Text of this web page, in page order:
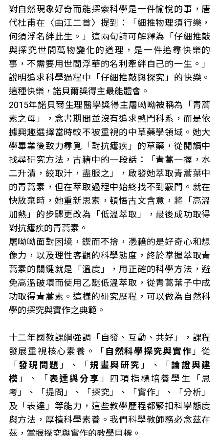
對自然現象好奇而能探索科學是一件愉悅的事，唐
代杜甫在〈曲江二首〉提到：「細推物理須行樂，
何須浮名絆此生。」這兩句詩可解釋為「仔細推敲
與探究世間萬物變化的道理，是一件追尋快樂的
事，不需要用世間浮華的名利牽絆自己的一生。」
說明追求科學過程中「仔細推敲與探究」的快樂。
這種快樂，諾貝爾獎得主最能體會。
2015年諾貝爾生理醫學獎得主屠呦呦被稱為「青蒿
素之母」，念書期間並沒有追求熱門科系，而是依
據興趣選擇當時較不被重視的中草藥學領域。她大
學畢業後致力尋覓「對抗瘧疾」的草藥，從閱讀中
找尋研究方法，古籍中的一段話：「青蒿一握，水
二升漬，絞取汁，盡服之」，啟發她萃取青蒿葉中
的青蒿素，但在萃取過程中始終找不到竅門。就在
快放棄時，她重新思索，頓悟古文含意，將「高溫
加熱」的步驟更改為「低溫萃取」，最後成功取得
對抗瘧疾的青蒿素。
屠呦呦面對困境，鍥而不捨，憑藉的是好奇心和想
像力，以及理性客觀的科學態度，終於掌握萃取青
蒿素的關鍵就是「溫度」，用正確的科學方法，避
免高溫破壞而使用乙醚低溫萃取，從青蒿葉子中成
功取得青蒿素。這樣的研究歷程，可以做為自然科
學的探究與實作之典範。
十二年國教課綱強調「自發、互動、共好」，課程
發展重視核心素養。「自然科學探究與實作 」從
「發現問題 」、「規畫與研究 」、「論證與建
模 」、「表達與分享 」四項指標培養學生「思
考」、「提問」、「探究」、「實作」、「分析」
及「表達」等能力，這些教學歷程都緊扣科學態度
與方法，厚植科學素養。我們科學教師務必念茲在
茲，掌握探究與實作的教學目標。